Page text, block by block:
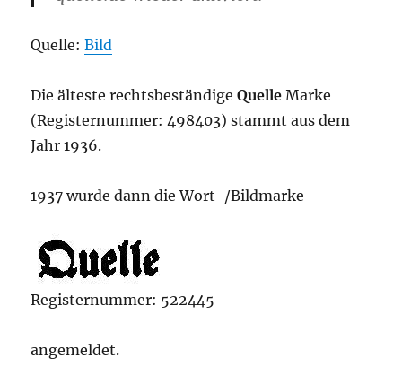
Quelle:Bild
Die älteste rechtsbeständigeQuelle Marke
(Registernummer: 498403) stammt aus dem
Jahr 1936.
1937 wurde dann die Wort-/Bildmarke
Registernummer: 522445
angemeldet.